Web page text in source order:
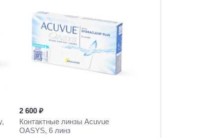
2 600 ₽
Контактные линзы Acuvue
OASYS, 6 линз